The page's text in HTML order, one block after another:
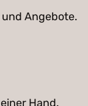
Angebote.
Hand.